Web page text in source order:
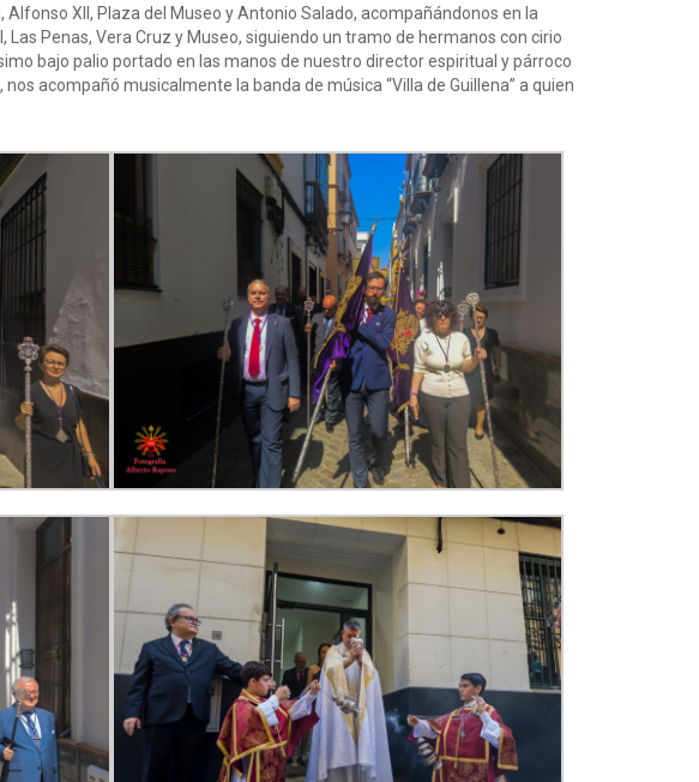
XII, Plaza del Museo y Antonio Salado, acompañándonos en la
Penas, Vera Cruz y Museo, siguiendo un tramo de hermanos con cirio
bajo palio portado en las manos de nuestro director espiritual y párroco
acompañó musicalmente la banda de música “Villa de Guillena” a quien